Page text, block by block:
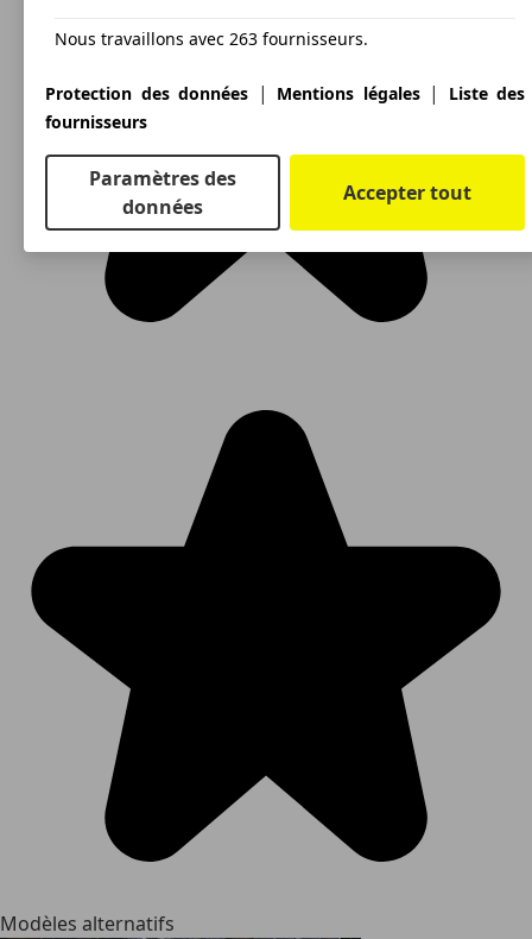
Modèles alternatifs
Nous travaillons avec 263 fournisseurs.
Protection des données | Mentions légales|
Liste des
fournisseurs
Paramètres des
données
Accepter tout